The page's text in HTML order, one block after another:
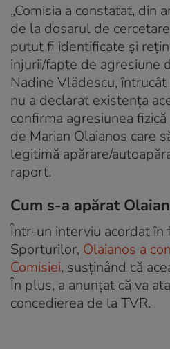
„Comisia a constatat, din
de la dosarul de
putut fi identificate și
injurii/fapte de agresiune
Nadine Vlădescu,
nu a declarat existența
confirma agresiunea
de Marian Olaianos care
legitimă apărare/
raport.
Cum s-a apărat
Într-un interviu acordat în
Sporturilor, Olaianos a
Comisiei, susținând că
În plus, a anunțat că va
concedierea de la TVR.